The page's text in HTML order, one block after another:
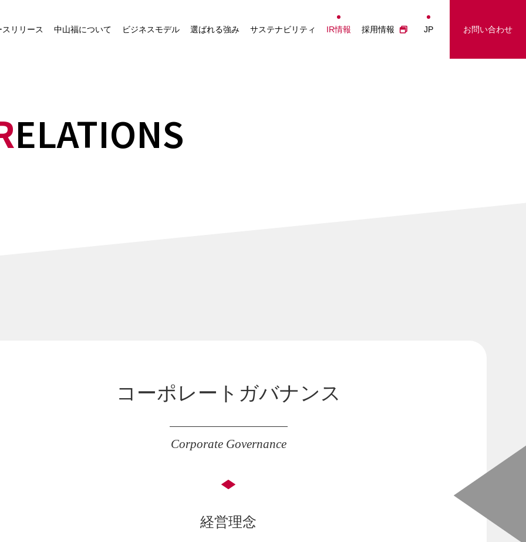
スリリース 中山福について ビジネスモデル 選ばれる強み サステナビリティ IR情報 採用情報 JP お問い合わせ
経営ビジョン
沿革
中山福が運営するECサイ
投資家の皆さまへ IRに関するお問い合わせ
ELATIONS
コーポレートガバナンス
Corporate Governance
経営理念